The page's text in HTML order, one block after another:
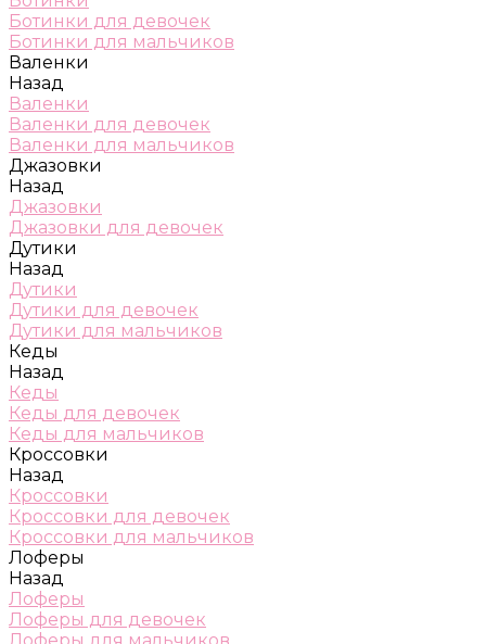
Ботинки для девочек
Ботинки для мальчиков
Валенки
Назад
Валенки
Валенки для девочек
Валенки для мальчиков
Джазовки
Назад
Джазовки
Джазовки для девочек
Дутики
Назад
Дутики
Дутики для девочек
Дутики для мальчиков
Кеды
Назад
Кеды
Кеды для девочек
Кеды для мальчиков
Кроссовки
Назад
Кроссовки
Кроссовки для девочек
Кроссовки для мальчиков
Лоферы
Назад
Лоферы
Лоферы для девочек